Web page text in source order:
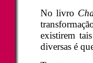
No livro
existirem
diversas é